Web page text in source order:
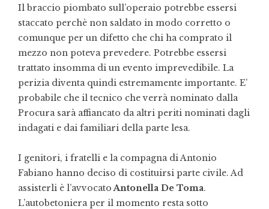
Il braccio piombato sull’operaio potrebbe essersi
staccato perchè non saldato in modo corretto o
comunque per un difetto che chi ha comprato il
mezzo non poteva prevedere. Potrebbe essersi
trattato insomma di un evento imprevedibile. La
perizia diventa quindi estremamente importante. E’
probabile che il tecnico che verrà nominato dalla
Procura sarà affiancato da altri periti nominati dagli
indagati e dai familiari della parte lesa.
I genitori, i fratelli e la compagna di Antonio
Fabiano hanno deciso di costituirsi parte civile. Ad
assisterli è l’avvocatoAntonella De Toma.
L’autobetoniera per il momento resta sotto